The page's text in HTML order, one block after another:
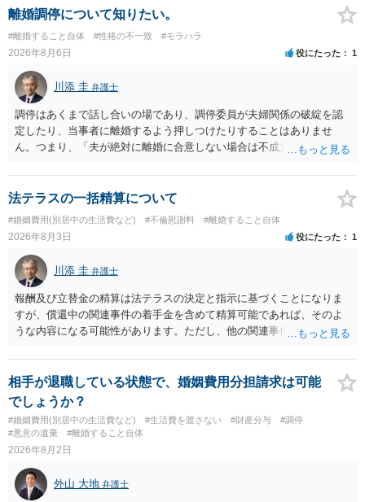
離婚調停について知りたい。
#離婚すること自体 #性格の不一致 #モラハラ
2026年8月6日 役にたった 1
川添 圭 弁護士
調停はあくまで話し合いの場であり、調停委員が夫婦関係の破綻を認
定したり、当事者に離婚するよう押しつけたりすることはありませ
ん。つまり、「夫が絶対に離婚に合意しない場合は不成立になり」、
きません。 調停段階での離婚成立を希望するなら、夫が離婚に前向き
になるような条件提示をする等、模索するほかありません（極端な話
をいえば、夫から「この条件なら離婚してもよい」として提示された
条件を全部丸呑みする、という方法しかないかもしれません）。た
だ、離婚訴訟をしたくないという考えを見透かされてしまうと、逆に
足下を見られてしまいますので、注意する必要があります。 夫が離婚
に抵抗する可能性が高いのであれば、むしろ淡々と調停不成立にして
離婚訴訟で離婚原因を主張し、判決へ持っていく方が近道であること
も少なくありません。見通し等を含め、弁護士へ相談・依頼した方が
よいと思います。
法テラスの一括精算について
#婚姻費用(別居中の生活費など) #不倫慰謝料 #離婚すること自体
2026年8月3日 役にたった 1
川添 圭 弁護士
報酬及び立替金の精算は法テラスの決定と指示に基づくことになりま
すが、償還中の関連事件の着手金を含めて精算可能であれば、そのよ
うな内容になる可能性があります。ただし、他の関連事件でも相手方
情によって対応が違いますので、法テラスへお尋ねいただいた方が確
実です。
相手が退職している状態で、婚姻費用分担請求は可能
でしょうか？
#婚姻費用(別居中の生活費など) #生活費を渡さない #財産分与
#調停
#悪意の遺棄
#離婚すること自体
2026年8月2日
外山 大地 弁護士